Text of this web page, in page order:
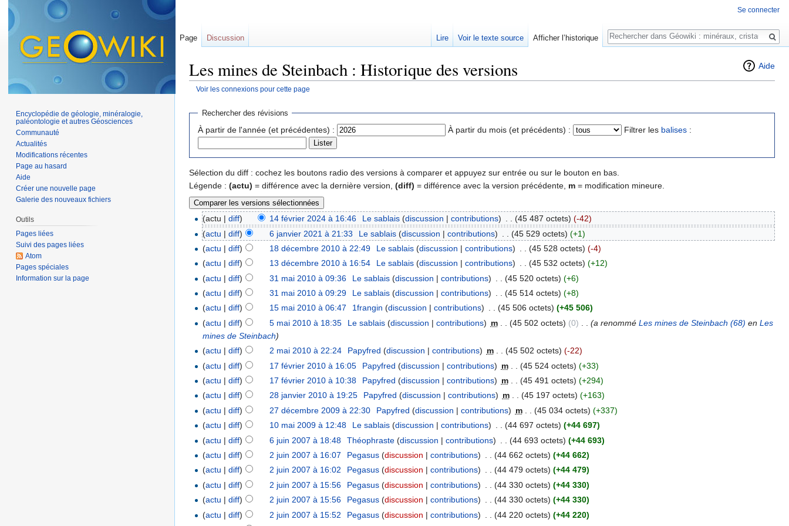
Aide
Les mines de Steinbach : Historique des versions
Voir les connexions pour cette page
Rechercher des révisions
À partir de l'année (et précédentes) : À partir du mois (et précédents) : Filtrer les balises :
Sélection du diff : cochez les boutons radio des versions à comparer et appuyez sur entrée ou sur le bouton en bas.
Légende : (actu) = différence avec la dernière version, (diff) = différence avec la version précédente, m = modification mineure.
(actu |diff) 14 février 2024 à 16:46 Le sablais (discussion | contributions) (45 487 octets) (-42)
(actu |diff) 6 janvier 2021 à 21:33 Le sablais (discussion | contributions) (45 529 octets) (+1)
(actu |diff) 18 décembre 2010 à 22:49 Le sablais (discussion | contributions) (45 528 octets) (-4)
(actu |diff) 13 décembre 2010 à 16:54 Le sablais (discussion | contributions) . . (45 532 octets) (+12)
(actu |diff) 31 mai 2010 à 09:36 Le sablais (discussion | contributions) (45 520 octets) (+6)
(actu |diff) 31 mai 2010 à 09:29 Le sablais (discussion | contributions) (45 514 octets) (+8)
(actu |diff) 15 mai 2010 à 06:47 1frangin (discussion | contributions) . . (45 506 octets) (+45 506)
(actu |diff) 5 mai 2010 à 18:35 Le sablais (discussion | contributions) m (45 502 octets) (0) (a renommé Les mines de Steinbach (68) en Les
mines de Steinbach)
(actu |diff) 2 mai 2010 à 22:24 Papyfred (discussion | contributions) m . . (45 502 octets) (-22)
(actu |diff) 17 février 2010 à 16:05 Papyfred (discussion | contributions) m (45 524 octets) (+33)
(actu |diff) 17 février 2010 à 10:38 Papyfred (discussion | contributions) m (45 491 octets) (+294)
(actu |diff) 28 janvier 2010 à 19:25 Papyfred (discussion | contributions) m . . (45 197 octets) (+163)
(actu |diff) 27 décembre 2009 à 22:30 Papyfred (discussion | contributions) m (45 034 octets) (+337)
(actu |diff) 10 mai 2009 à 12:48 Le sablais (discussion | contributions) (44 697 octets) (+44 697)
(actu |diff) 6 juin 2007 à 18:48 Théophraste (discussion | contributions) (44 693 octets) (+44 693)
(actu |diff) 2 juin 2007 à 16:07 Pegasus (discussion | contributions) (44 662 octets) (+44 662)
(actu |diff) 2 juin 2007 à 16:02 Pegasus (discussion | contributions) . . (44 479 octets) (+44 479)
(actu |diff) 2 juin 2007 à 15:56 Pegasus (discussion | contributions) (44 330 octets) (+44 330)
(actu |diff) 2 juin 2007 à 15:56 Pegasus (discussion | contributions) (44 330 octets) (+44 330)
(actu |diff) 2 juin 2007 à 15:52 Pegasus (discussion | contributions) (44 220 octets) (+44 220)
Se connecter
Page Discussion Lire Voir le texte source Afficher l’historique
Rechercher
Encyclopédie de géologie, minéralogie,
paléontologie et autres Géosciences
Communauté
Actualités
Modifications récentes
Page au hasard
Aide
Créer une nouvelle page
Galerie des nouveaux fichiers
Outils
Pages liées
Suivi des pages liées
Atom
Pages spéciales
Information sur la page